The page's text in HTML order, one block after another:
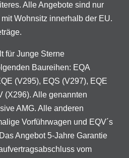
Alle Angebote sind nur
Wohnsitz innerhalb der EU.
für Junge Sterne
Baureihen: EQA
(V295), EQS (V297), EQE
(X296). Alle genannten
AMG. Alle anderen
Vorführwagen und EQV´s
Angebot 5-Jahre Garantie
vom